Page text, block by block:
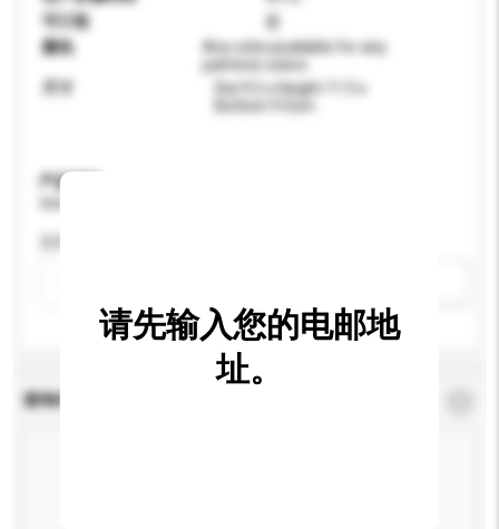
可订造
是
颜色
Any color,available for any
pantone colors
Dia 9.5 x Height 11.5 x
Bottom 9.5cm
产品规格
查询内容
请先输入您的电邮地
址。